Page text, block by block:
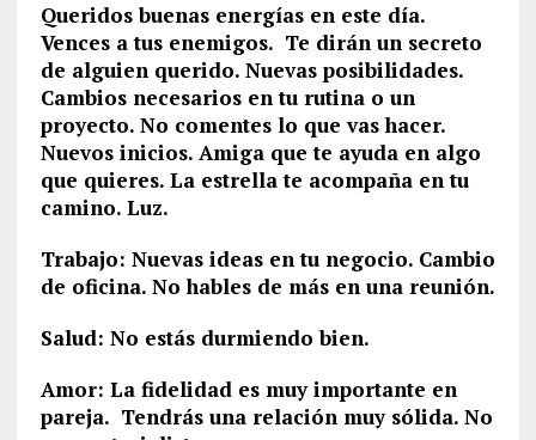
Queridos buenas energías en este día.
Vences a tus enemigos. Te dirán un secreto
de alguien querido. Nuevas posibilidades.
Cambios necesarios en tu rutina o un
proyecto. No comentes lo que vas hacer.
Nuevos inicios. Amiga que te ayuda en algo
que quieres. La estrella te acompaña en tu
camino. Luz.
Trabajo: Nuevas ideas en tu negocio. Cambio
de oficina. No hables de más en una reunión.
Salud: No estás durmiendo bien.
Amor: La fidelidad es muy importante en
pareja. Tendrás una relación muy sólida. No